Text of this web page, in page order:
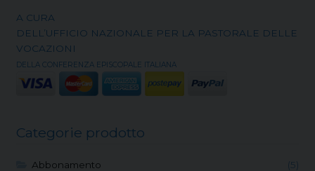
A CURA
DELL’UFFICIO NAZIONALE PER LA PASTORALE DELLE
VOCAZIONI
DELLA CONFERENZA EPISCOPALE ITALIANA
Categorie prodotto
Abbonamento (5)